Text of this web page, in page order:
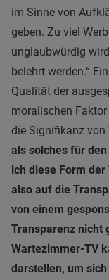
im Sinne von
geben. Zu viel
unglaubwürdig
belehrt werden.“
Qualität der
moralischen
die Signifikanz von
als solches für
ich diese Form
also auf die
von einem
Transparenz nicht
Wartezimmer-TV
darstellen, um